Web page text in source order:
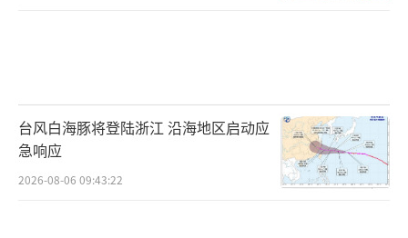
台风白海豚将登陆浙江 沿海地区启动应
急响应
2026-08-06 09:43:22